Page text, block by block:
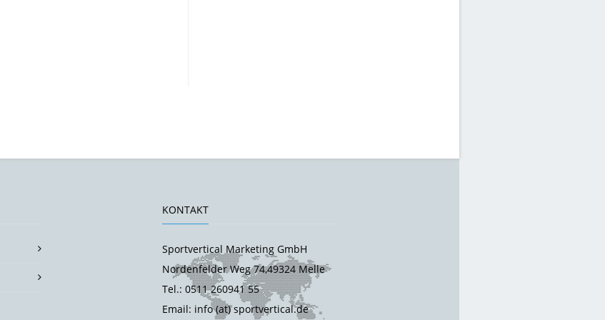
KONTAKT
Sportvertical Marketing GmbH
Nordenfelder Weg 74,49324 Melle
Tel.: 0511 260941 55
Email: info (at) sportvertical.de